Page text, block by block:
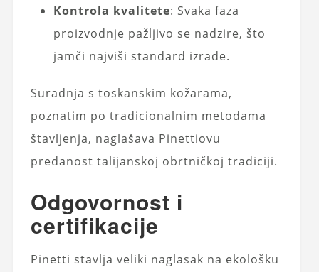
Kontrola kvalitete: Svaka faza
proizvodnje pažljivo se nadzire, što
jamči najviši standard izrade.
Suradnja s toskanskim kožarama,
poznatim po tradicionalnim metodama
štavljenja, naglašava Pinettiovu
predanost talijanskoj obrtničkoj tradiciji.
Odgovornost i
certifikacije
Pinetti stavlja veliki naglasak na ekološku